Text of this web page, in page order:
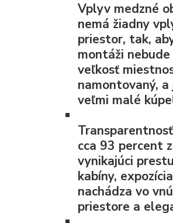
Vplyv medzné
nemá žiadny
priestor, tak,
montáži
veľkosť
namontovaný,
veľmi malé
Transparentnosť
cca 93 percent
vynikajúci
kabíny,
nachádza vo
priestore a